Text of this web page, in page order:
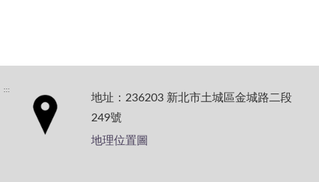
:::
地址：236203 新北市土城區金城路二段
249號
地理位置圖